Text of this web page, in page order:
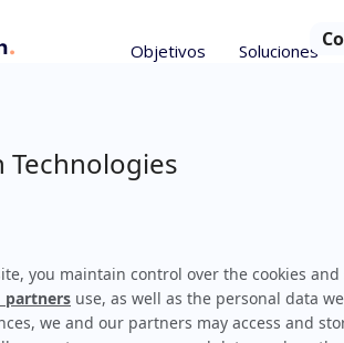
Objetivos Soluciones
que los